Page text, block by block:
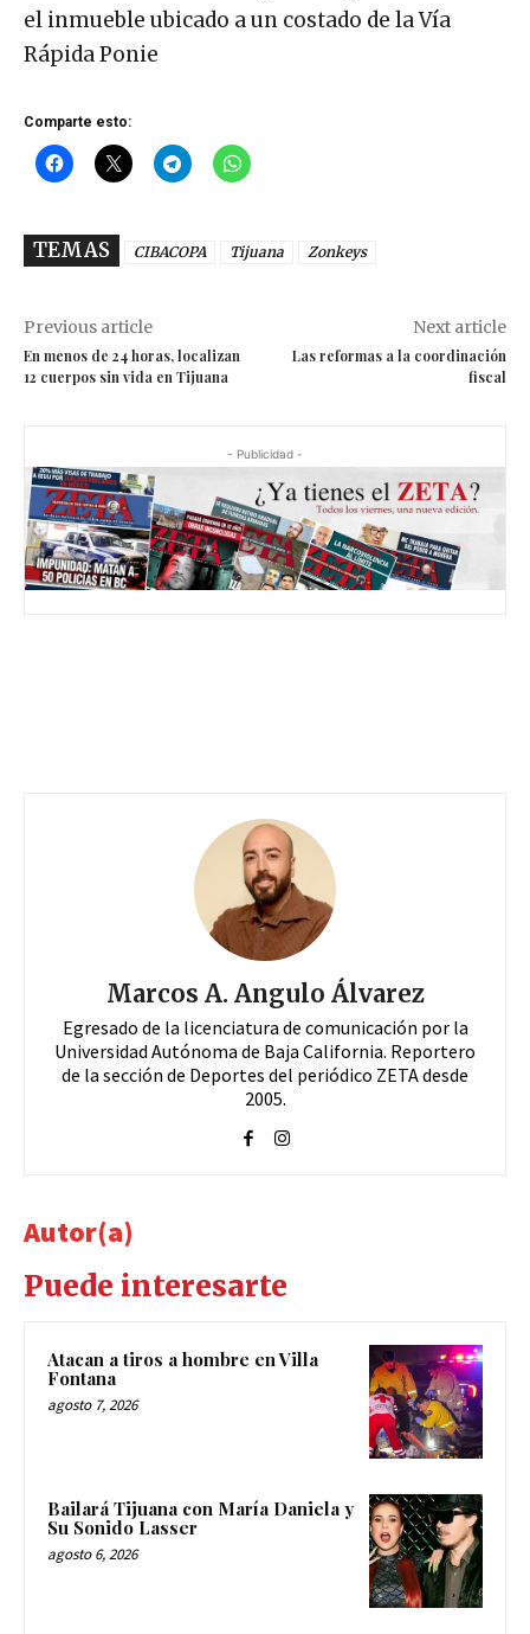
el inmueble ubicado a un costado de la Vía
Rápida Ponie
Comparte esto:
TEMAS CIBACOPA Tijuana Zonkeys
Previous article
En menos de 24 horas, localizan
12 cuerpos sin vida en Tijuana
Next article
Las reformas a la coordinación
fiscal
- Publicidad -
Marcos A. Angulo Álvarez
Egresado de la licenciatura de comunicación por la
Universidad Autónoma de Baja California. Reportero
de la sección de Deportes del periódico ZETA desde
2005.
Autor(a)
Puede interesarte
Atacan a tiros a hombre en Villa
Fontana
agosto 7, 2026
Bailará Tijuana con María Daniela y
Su Sonido Lasser
agosto 6, 2026